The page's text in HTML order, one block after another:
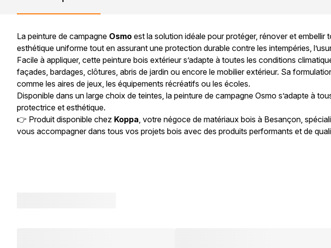
La peinture de campagne Osmo est la solution idéale pour protéger, rénover et
esthétique uniforme tout en assurant une protection durable contre les intempéries,
Facile à appliquer, cette peinture bois extérieur s’adapte à toutes les conditions
façades, bardages, clôtures, abris de jardin ou encore le mobilier extérieur. Sa
comme les aires de jeux, les équipements récréatifs ou les écoles.
Disponible dans un large choix de teintes, la peinture de campagne Osmo s’adapte à
protectrice et esthétique.
👉 Produit disponible chez Koppa , votre négoce de matériaux bois à Besançon,
vous accompagner dans tous vos projets bois avec des produits performants et de